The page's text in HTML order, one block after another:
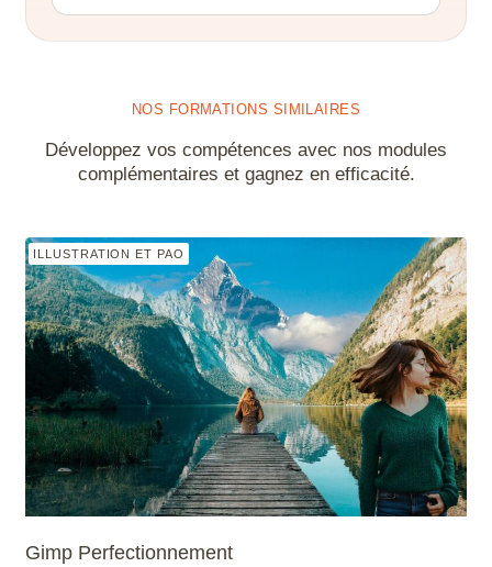
NOS FORMATIONS SIMILAIRES
Développez vos compétences avec nos modules
complémentaires et gagnez en efficacité.
ILLUSTRATION ET PAO
Gimp Perfectionnement